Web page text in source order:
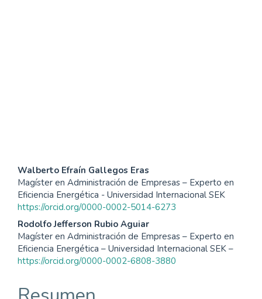
Contenido
principal
del
artículo
Walberto Efraín Gallegos Eras
Magíster en Administración de Empresas – Experto en
Eficiencia Energética - Universidad Internacional SEK
https://orcid.org/0000-0002-5014-6273
Rodolfo Jefferson Rubio Aguiar
Magíster en Administración de Empresas – Experto en
Eficiencia Energética – Universidad Internacional SEK –
https://orcid.org/0000-0002-6808-3880